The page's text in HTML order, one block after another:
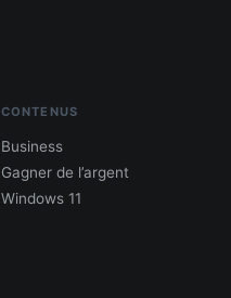
CONTENUS
Business
Gagner de l’argent
Windows 11